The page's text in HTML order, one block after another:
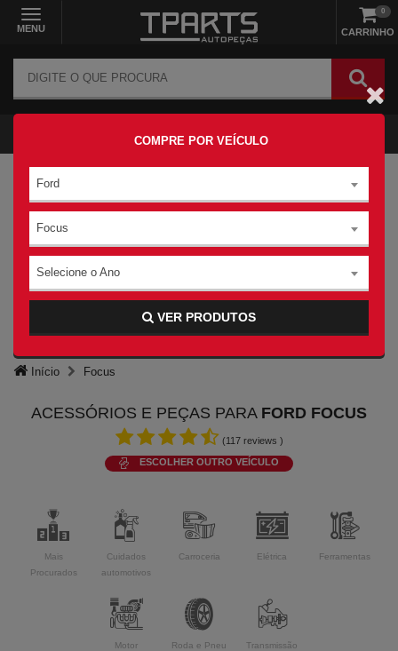
MENU CARRINHO
0
COMPRE POR VEÍCULO
Ford
Focus
Selecione o Ano
VER PRODUTOS
Início Focus
ACESSÓRIOS E PEÇAS PARA FORD FOCUS
(117reviews )
ESCOLHER OUTRO VEÍCULO
Mais
Procurados
Cuidados
automotivos
Carroceria Elétrica Ferramentas
Motor Roda e Pneu Transmissão